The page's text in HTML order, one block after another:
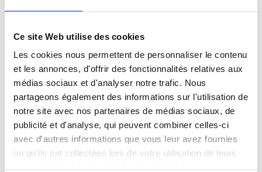
Ce site Web utilise des cookies
Les cookies nous permettent de personnaliser le contenu
et les annonces, d'offrir des fonctionnalités relatives aux
médias sociaux et d'analyser notre trafic. Nous
partageons également des informations sur l'utilisation de
notre site avec nos partenaires de médias sociaux, de
publicité et d'analyse, qui peuvent combiner celles-ci
avec d'autres informations que vous leur avez fournies
ou qu'ils ont collectées lors de votre utilisation de leurs
Un article a été corédigé par l’
Samusocia
l (Caroline Douay et Lorraine
(Guillaume Chéruy et Marie Lazzaroni). Le texte
s’intitule« Levier des politiques d’hébergement
des sans-abri, l’urgence génère la saturation ». Il
a été publié dans le Cercle des économistes,
cahier des rencontres d’Aix « Faire des choix »
(p. 93 – 104).